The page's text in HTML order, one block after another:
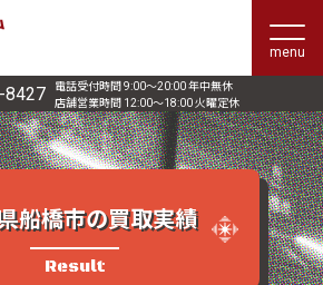
menu
8427
電話受付時間 9:00〜20:00 年中無休
店舗営業時間 12:00〜18:00 火曜定休
船橋市の買取実績
Result